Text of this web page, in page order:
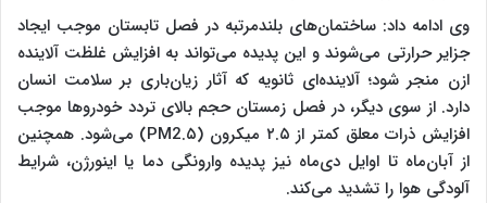
وی ادامه داد: ساختمان‌های بلندمرتبه در فصل تابستان موجب ایجاد
جزایر حرارتی می‌شوند و این پدیده می‌تواند به افزایش غلظت آلاینده
ازن منجر شود؛ آلاینده‌ای ثانویه که آثار زیان‌باری بر سلامت انسان
دارد. از سوی دیگر، در فصل زمستان حجم بالای تردد خودروها موجب
افزایش ذرات معلق کمتر از ۲.۵ میکرون (PM2.۵) می‌شود. همچنین
از آبان‌ماه تا اوایل دی‌ماه نیز پدیده وارونگی دما یا اینورژن، شرایط
آلودگی هوا را تشدید می‌کند.